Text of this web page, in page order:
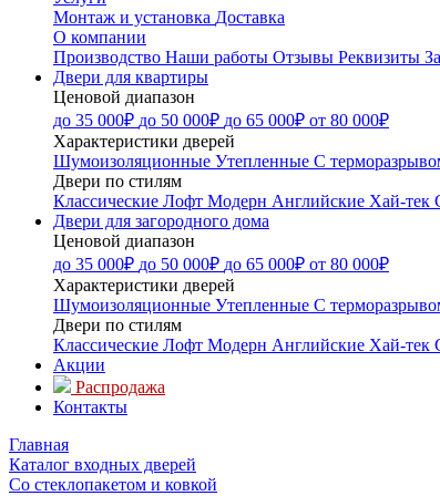
Монтаж и установка Доставка
О компании
Производство Наши работы Отзывы Реквизиты
Двери для квартиры
Ценовой диапазон
до 35 000₽ до 50 000₽ до 65 000₽ от 80 000₽
Характеристики дверей
Шумоизоляционные Утепленные С
Двери по стилям
Классические Лофт Модерн Английские Хай-тек
Двери для загородного дома
Ценовой диапазон
до 35 000₽ до 50 000₽ до 65 000₽ от 80 000₽
Характеристики дверей
Шумоизоляционные Утепленные С
Двери по стилям
Классические Лофт Модерн Английские Хай-тек
Акции
Распродажа
Контакты
Главная
Каталог входных дверей
Со стеклопакетом и ковкой